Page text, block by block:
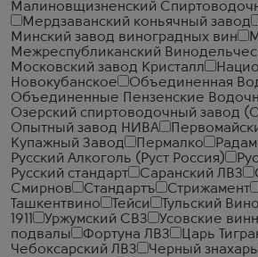
Малиновщизненский
Мердзаванский коньячный завод
Минский завод виноградных вин
Межреспубликанский
Московский завод Кристалл
Новокубанское
Объединенная
Объединенные Пензенские
Озерский спиртоводочный завод
Опытный завод НИВА
Купажный Завод
Пермалко
Русский Алкоголь (Руст Россия)
Русский стандарт
Саранский ЛВЗ
Смирнов
Стандартъ Стрижамент
Ташкентвино
Тейси
Тульский
1911
Уржумский СВЗ
Усовские
подвалы
Фортуна ЛВЗ Царь
Чебоксарский ЛВЗ
Черный знахарь